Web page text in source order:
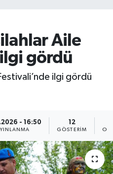
Aile
gördü
ilgi gördü
- 16:50 12
GÖSTERIM